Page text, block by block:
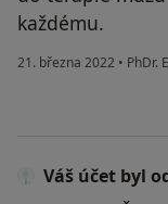
každému.
21. března 2022 • PhDr.
Váš účet byl